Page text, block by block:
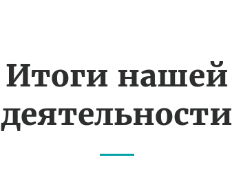
Итоги нашей
деятельности